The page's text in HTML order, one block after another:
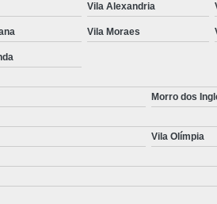
Vila Alexandria
Vila Moraes
Morro dos
Vila Olímpia